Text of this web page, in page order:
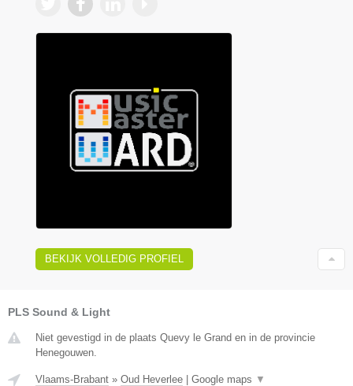
BEKIJK VOLLEDIG PROFIEL
PLS Sound & Light
Niet gevestigd in de plaats Quevy le Grand en in de provincie
Henegouwen.
Vlaams-Brabant » Oud Heverlee Google maps ▼